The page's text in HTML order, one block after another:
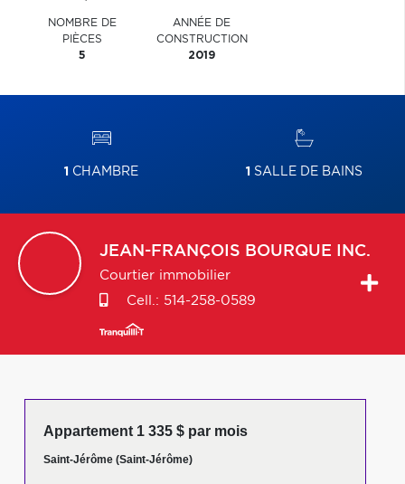
NOMBRE DE
PIÈCES
5
ANNÉE DE
CONSTRUCTION
2019
1 CHAMBRE 1 SALLE DE BAINS
JEAN-FRANÇOIS BOURQUE INC.
Courtier immobilier
Cell.: 514-258-0589
Appartement 1 335 $ par mois
Saint-Jérôme (Saint-Jérôme)